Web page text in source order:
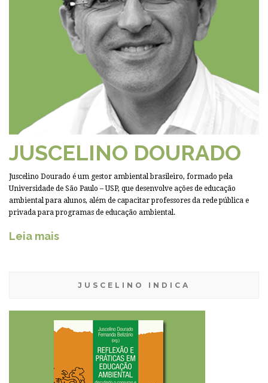
JUSCELINO DOURADO
Juscelino Dourado é um gestor ambiental brasileiro, formado pela
Universidade de São Paulo – USP, que desenvolve ações de educação
ambiental para alunos, além de capacitar professores da rede pública e
privada para programas de educação ambiental.
Leia mais
JUSCELINO INDICA